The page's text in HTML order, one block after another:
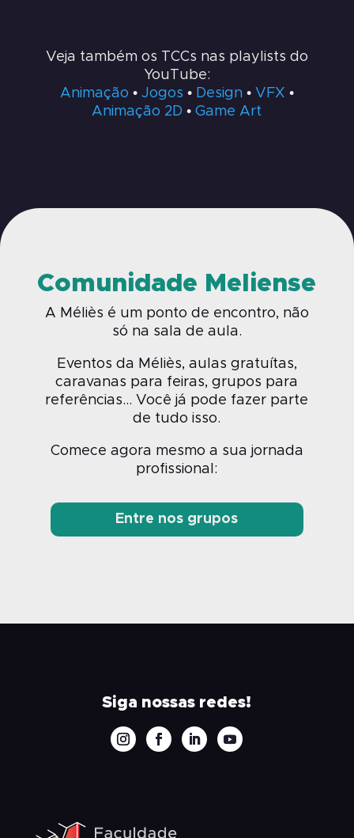
Veja também os TCCs nas playlists do
YouTube:
Animação • Jogos • Design • VFX •
Animação 2D •Game Art
Comunidade Meliense
A Méliès é um ponto de encontro, não
só na sala de aula.
Eventos da Méliès, aulas gratuítas,
caravanas para feiras, grupos para
referências… Você já pode fazer parte
de tudo isso.
Comece agora mesmo a sua jornada
profissional:
Entre nos grupos
Siga nossas redes!